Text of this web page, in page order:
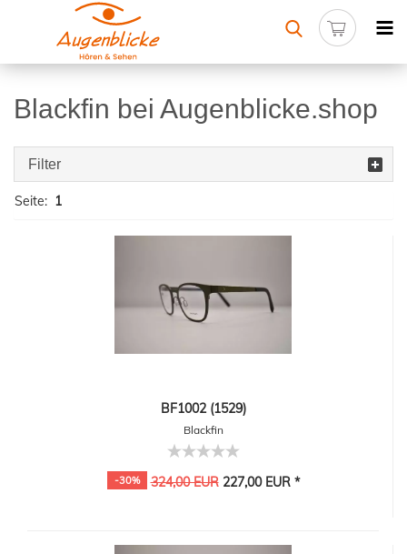
Blackfin bei Augenblicke.shop
Filter
Seite: 1
BF1002 (1529)
Blackfin
-30% 324,00 EUR227,00 EUR *